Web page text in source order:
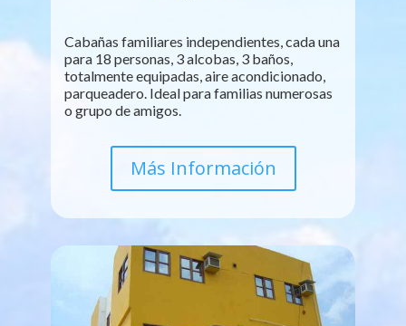
Cabañas familiares independientes, cada una
para 18 personas, 3 alcobas, 3 baños,
totalmente equipadas, aire acondicionado,
parqueadero. Ideal para familias numerosas
o grupo de amigos.
Más Información